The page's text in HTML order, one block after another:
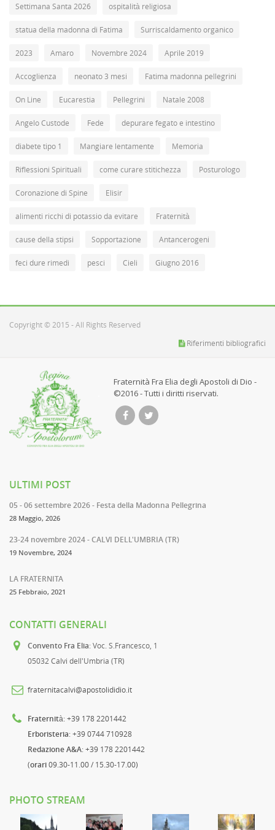
Settimana Santa 2026 ospitalità religiosa
statua della madonna di Fatima Surriscaldamento organico
2023 Amaro Novembre 2024 Aprile 2019
Accoglienza neonato 3 mesi Fatima madonna pellegrini
On Line Eucarestia Pellegrini Natale 2008
Angelo Custode Fede depurare fegato e intestino
diabete tipo 1 Mangiare lentamente Memoria
Riflessioni Spirituali come curare stitichezza Posturologo
Coronazione di Spine Elisir
alimenti ricchi di potassio da evitare Fraternità
cause della stipsi Sopportazione Antancerogeni
feci dure rimedi pesci Cieli Giugno 2016
Copyright © 2015 - All Rights Reserved
Riferimenti bibliografici
Fraternità Fra Elia degli Apostoli di Dio -
©2016 - Tutti i diritti riservati.
ULTIMI POST
05 - 06 settembre 2026 - Festa della Madonna Pellegrina
28 Maggio, 2026
23-24 novembre 2024 - CALVI DELL'UMBRIA (TR)
19 Novembre, 2024
LA FRATERNITA
25 Febbraio, 2021
CONTATTI GENERALI
Convento Fra Elia: Voc. S.Francesco, 1
05032 Calvi dell'Umbria (TR)
fraternitacalvi@apostolididio.it
Fraternità: +39 178 2201442
Erboristeria: +39 0744 710928
Redazione A&A: +39 178 2201442
(orari09.30-11.00 / 15.30-17.00)
PHOTO STREAM